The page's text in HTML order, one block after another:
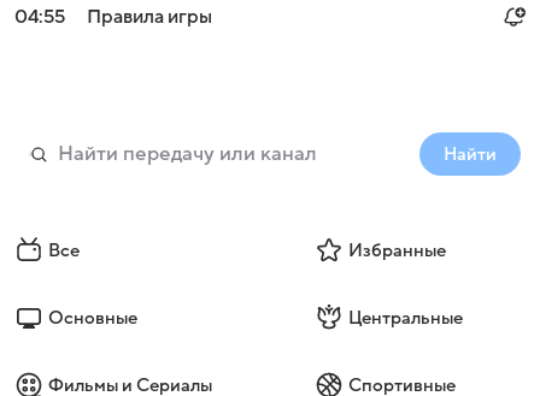
04:55
Правила игры
Найти
Все Избранные
Основные Центральные
Фильмы и Сериалы Спортивные